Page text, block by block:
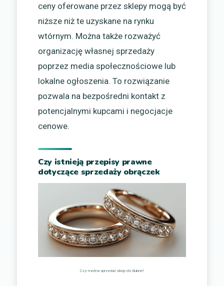
ceny oferowane przez sklepy mogą być
niższe niż te uzyskane na rynku
wtórnym. Można także rozważyć
organizację własnej sprzedaży
poprzez media społecznościowe lub
lokalne ogłoszenia. To rozwiązanie
pozwala na bezpośredni kontakt z
potencjalnymi kupcami i negocjacje
cenowe.
Czy istnieją przepisy prawne
dotyczące sprzedaży obrączek
Czy można sprzedać obrączki ślubne?